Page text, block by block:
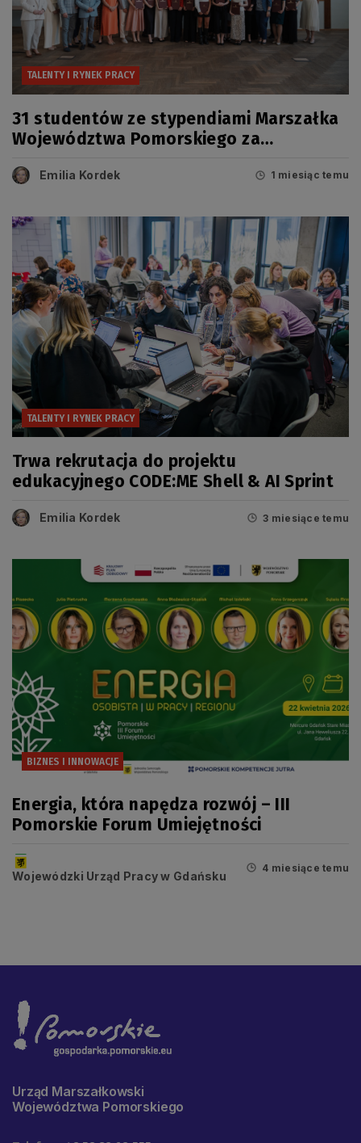
TALENTY I RYNEK PRACY
31 studentów ze stypendiami Marszałka
Województwa Pomorskiego za
Emilia Kordek 1 miesiąc temu
TALENTY I RYNEK PRACY
Trwa rekrutacja do projektu
edukacyjnego CODE:ME Shell & AI Sprint
Emilia Kordek 3 miesiące temu
BIZNES I INNOWACJE
Energia, która napędza rozwój – III
Pomorskie Forum Umiejętności
Wojewódzki Urząd Pracy w Gdańsku
4 miesiące temu
Urząd Marszałkowski
Województwa Pomorskiego